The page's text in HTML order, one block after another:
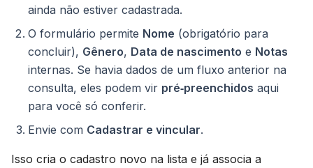
ainda não estiver cadastrada.
O formulário permite Nome (obrigatório para
concluir), Gênero, Data de nascimento e Notas
internas. Se havia dados de um fluxo anterior na
consulta, eles podem vir pré‑preenchidos aqui
para você só conferir.
Envie com Cadastrar e vincular.
Isso cria o cadastro novo na lista e já associa a